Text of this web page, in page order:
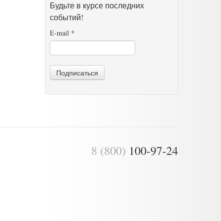
Будьте в курсе последних
событий!
E-mail *
Подписаться
8 (800) 100-97-24